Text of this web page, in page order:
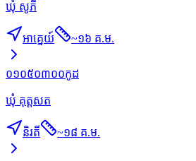
ឃុំ សូភី
អាគ្នេយ៍ ~១៦ គ.ម.
០១០៥០៣០០កូដ
ឃុំ គុត្ដសត
និរតី ~១៨ គ.ម.